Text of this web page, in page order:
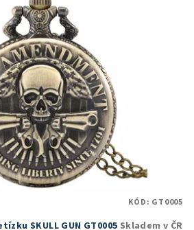
SKULL GUN GT0005 Skladem v ČR
KÓD: GT0005